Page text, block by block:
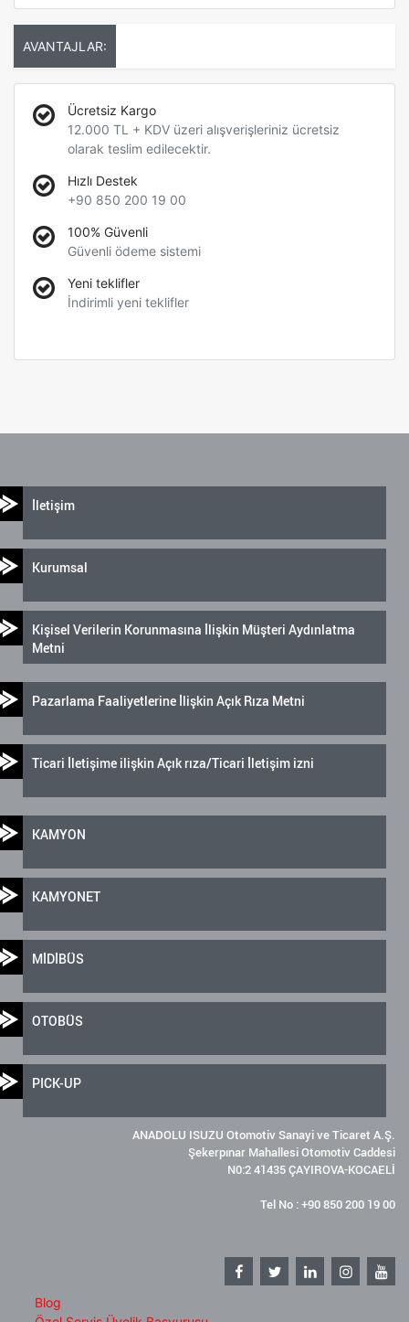
AVANTAJLAR:
Ücretsiz Kargo
12.000 TL + KDV üzeri alışverişleriniz ücretsiz
olarak teslim edilecektir.
Hızlı Destek
+90 850 200 19 00
100% Güvenli
Güvenli ödeme sistemi
Yeni teklifler
İndirimli yeni teklifler
İletişim
Kurumsal
Kişisel Verilerin Korunmasına İlişkin Müşteri Aydınlatma
Metni
Pazarlama Faaliyetlerine İlişkin Açık Rıza Metni
Ticari İletişime ilişkin Açık rıza/Ticari İletişim izni
KAMYON
KAMYONET
MİDİBÜS
OTOBÜS
PICK-UP
ANADOLU ISUZU Otomotiv Sanayi ve Ticaret A.Ş.
Şekerpınar Mahallesi Otomotiv Caddesi
N0:2 41435 ÇAYIROVA-KOCAELİ
Tel No : +90 850 200 19 00
Blog